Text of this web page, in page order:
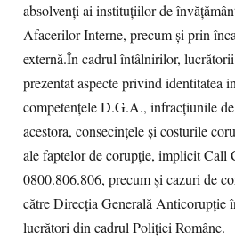
absolvenți ai instituțiilor de
Afacerilor Interne, precum și prin
externă.În cadrul întâlnirilor,
prezentat aspecte privind identitatea
competențele D.G.A., infracţiunile
acestora, consecinţele şi costurile
ale faptelor de corupție, implicit Call
0800.806.806, precum și cazuri de
către Direcția Generală Anticorupție
lucrători din cadrul Poliției Române.